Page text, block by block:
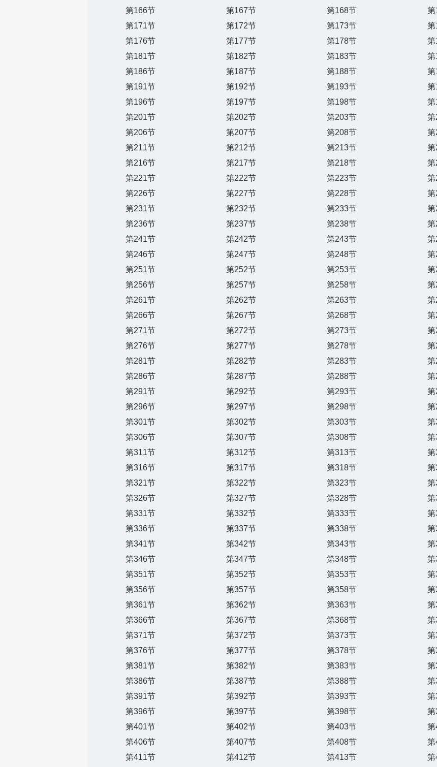
第166节
第167节 第168节 第
第171节
第172节 第173节 第
第176节
第177节 第178节 第
第181节
第182节 第183节 第
第186节
第187节 第188节 第
第191节
第192节 第193节 第
第196节
第197节 第198节 第
第201节
第202节 第203节 第
第206节
第207节 第208节 第
第211节
第212节 第213节 第
第216节
第217节 第218节 第
第221节
第222节 第223节 第
第226节
第227节 第228节 第
第231节
第232节 第233节 第
第236节
第237节 第238节 第
第241节
第242节 第243节 第
第246节
第247节 第248节 第
第251节
第252节 第253节 第
第256节
第257节 第258节 第
第261节
第262节 第263节 第
第266节
第267节 第268节 第
第271节
第272节 第273节 第
第276节
第277节 第278节 第
第281节
第282节 第283节 第
第286节
第287节 第288节 第
第291节
第292节 第293节 第
第296节
第297节 第298节 第
第301节
第302节 第303节 第
第306节
第307节 第308节 第
第311节
第312节 第313节 第
第316节
第317节 第318节 第
第321节
第322节 第323节 第
第326节
第327节 第328节 第
第331节
第332节 第333节 第
第336节
第337节 第338节 第
第341节
第342节 第343节 第
第346节
第347节 第348节 第
第351节
第352节 第353节 第
第356节
第357节 第358节 第
第361节
第362节 第363节 第
第366节
第367节 第368节 第
第371节
第372节 第373节 第
第376节
第377节 第378节 第
第381节
第382节 第383节 第
第386节
第387节 第388节 第
第391节
第392节 第393节 第
第396节
第397节 第398节 第
第401节
第402节 第403节 第
第406节
第407节 第408节 第
第411节
第412节 第413节 第